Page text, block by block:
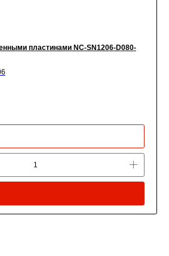
пластинами NC-SN1206-D080-